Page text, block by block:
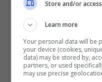
un intervento di
effettuato con i
settembre alle
dei vincitori.
328-0423636.
Store and/or
Learn more
Your personal data will be
your device (cookies,
data) may be stored by,
partners, or used
may use precise